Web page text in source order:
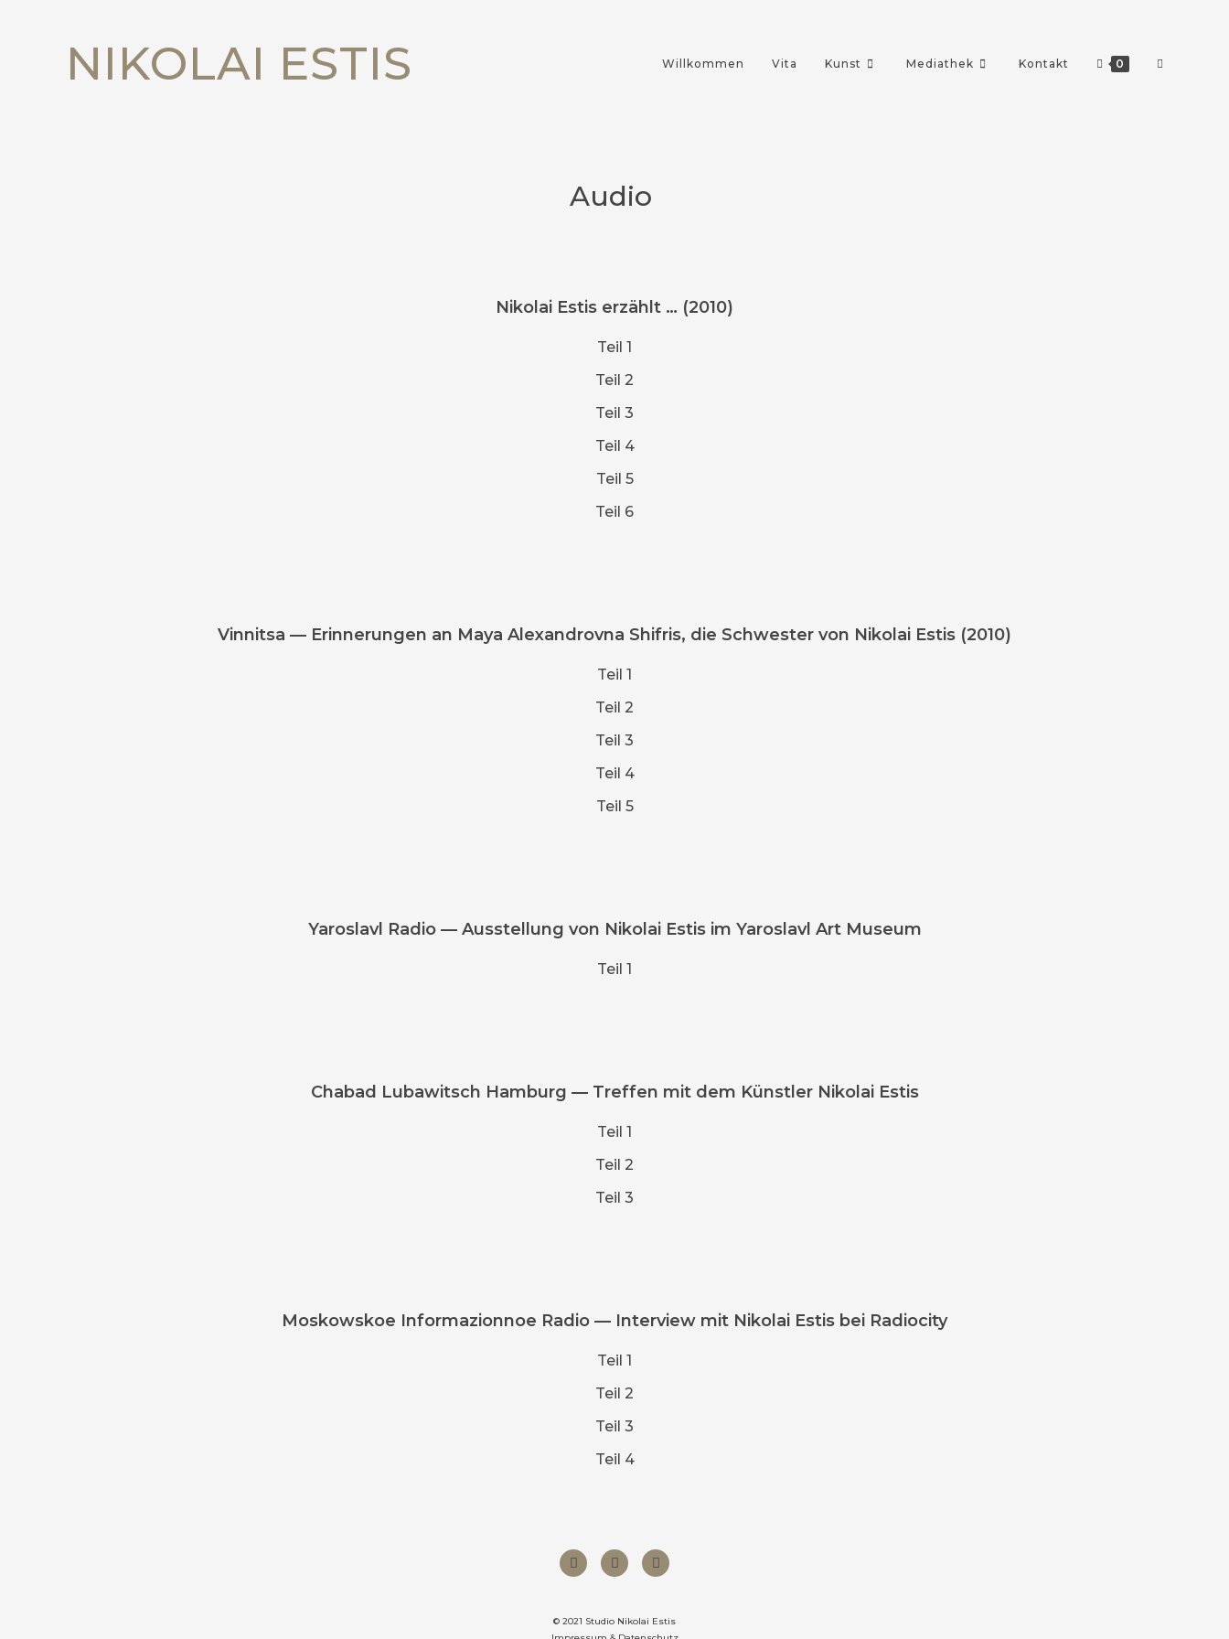
NIKOLAI ESTIS Willkommen Vita Kunst Mediathek Kontakt 0
Audio
Nikolai Estis erzählt … (2010)
Teil 1
Teil 2
Teil 3
Teil 4
Teil 5
Teil 6
Vinnitsa — Erinnerungen an Maya Alexandrovna Shifris, die Schwester von Nikolai Estis (2010)
Teil 1
Teil 2
Teil 3
Teil 4
Teil 5
Yaroslavl Radio — Ausstellung von Nikolai Estis im Yaroslavl Art Museum
Teil 1
Chabad Lubawitsch Hamburg — Treffen mit dem Künstler Nikolai Estis
Teil 1
Teil 2
Teil 3
Moskowskoe Informazionnoe Radio — Interview mit Nikolai Estis bei Radiocity
Teil 1
Teil 2
Teil 3
Teil 4
© 2021 Studio Nikolai Estis